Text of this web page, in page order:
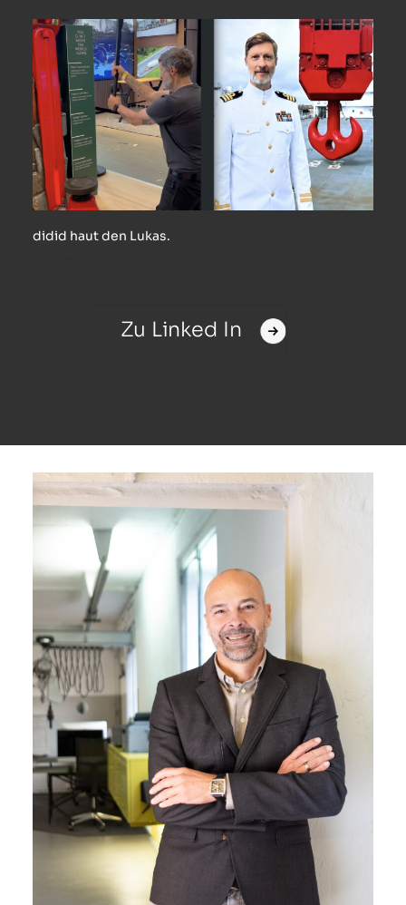
didid haut den Lukas.
Zu Linked In